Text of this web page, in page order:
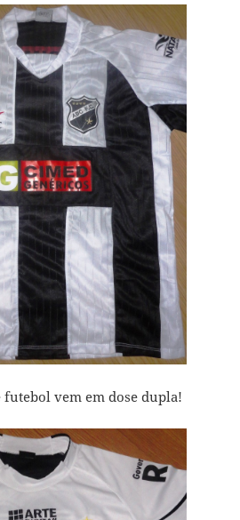
futebol vem em dose dupla!